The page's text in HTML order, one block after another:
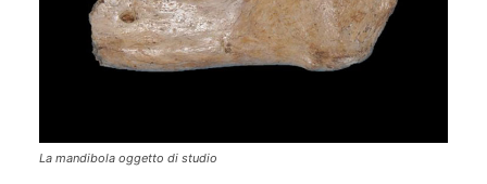
La mandibola oggetto di studio